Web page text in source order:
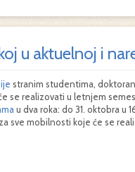
u aktuelnoj i
stranim studentima,
se realizovati u letnjem
u dva roka: do 31. oktobra u
sve mobilnosti koje će se